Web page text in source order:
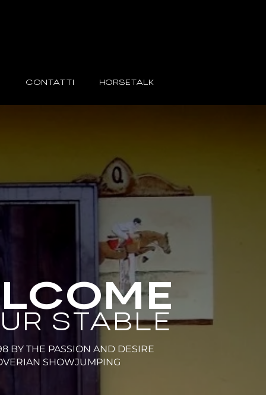
CONTATTI HORSETALK
STABLE
BY THE PASSION AND DESIRE
SHOWJUMPING